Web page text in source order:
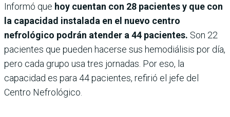
Informó que hoy cuentan con 28 pacientes y que con
la capacidad instalada en el nuevo centro
nefrológico podrán atender a 44 pacientes. Son 22
pacientes que pueden hacerse sus hemodiálisis por día,
pero cada grupo usa tres jornadas. Por eso, la
capacidad es para 44 pacientes, refirió el jefe del
Centro Nefrológico.